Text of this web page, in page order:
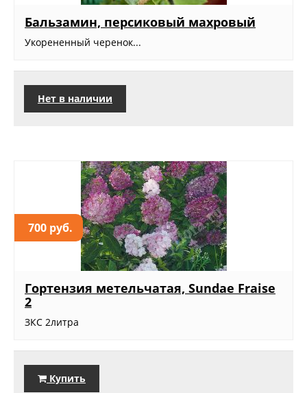
Бальзамин, персиковый махровый
Укорененный черенок...
Нет в наличии
700 руб.
Гортензия метельчатая, Sundae Fraise
2
ЗКС 2литра
Купить